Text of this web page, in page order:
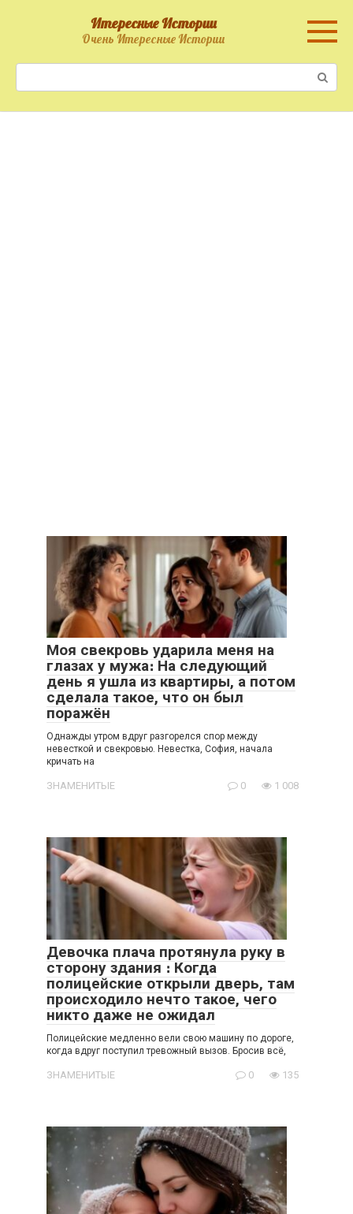
Итересные Истории
Очень Итересные Истории
Моя свекровь ударила меня на
глазах у мужа։ На следующий
день я ушла из квартиры, а потом
сделала такое, что он был
поражён
Однажды утром вдруг разгорелся спор между
невесткой и свекровью. Невестка, София, начала
кричать на
ЗНАМЕНИТЫЕ 0 1 008
Девочка плача протянула руку в
сторону здания ։ Когда
полицейские открыли дверь, там
происходило нечто такое, чего
никто даже не ожидал
Полицейские медленно вели свою машину по дороге,
когда вдруг поступил тревожный вызов. Бросив всё,
ЗНАМЕНИТЫЕ 0 135